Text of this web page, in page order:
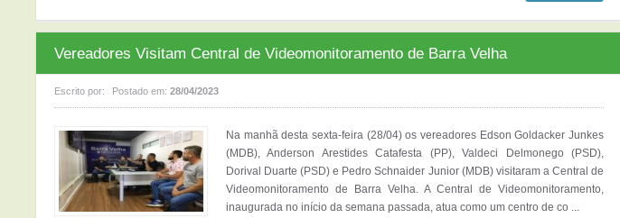
Vereadores Visitam Central de Videomonitoramento de Barra Velha
Escrito por: Postado em: 28/04/2023
Na manhã desta sexta-feira (28/04) os vereadores Edson Goldacker Junkes
(MDB), Anderson Arestides Catafesta (PP), Valdeci Delmonego (PSD),
Dorival Duarte (PSD) e Pedro Schnaider Junior (MDB) visitaram a Central de
Videomonitoramento de Barra Velha. A Central de Videomonitoramento,
inaugurada no início da semana passada, atua como um centro de co ...